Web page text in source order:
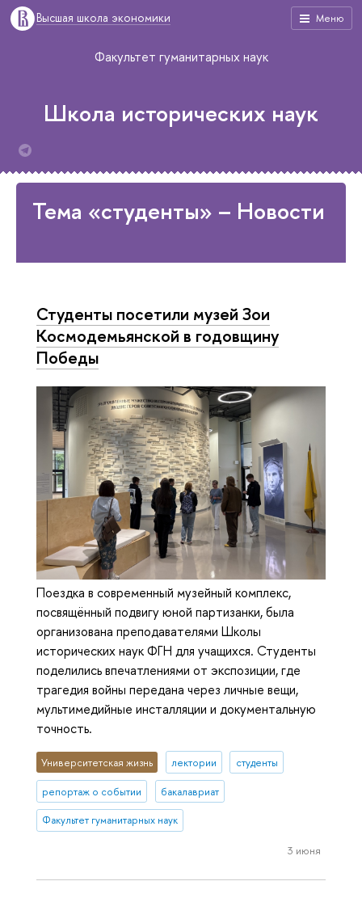
Меню
Высшая школа экономики
Факультет гуманитарных наук
Школа исторических наук
Тема «студенты» – Новости
Студенты посетили музей Зои
Космодемьянской в годовщину
Победы
Поездка в современный музейный комплекс,
посвящённый подвигу юной партизанки, была
организована преподавателями Школы
исторических наук ФГН для учащихся. Студенты
поделились впечатлениями от экспозиции, где
трагедия войны передана через личные вещи,
мультимедийные инсталляции и документальную
точность.
Университетская жизнь лектории студенты
репортаж о событии бакалавриат
Факультет гуманитарных наук
3 июня